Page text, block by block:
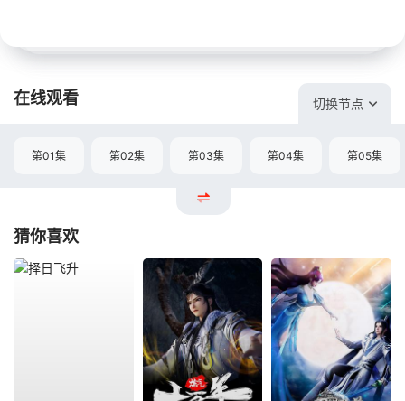
在线观看 切换节点
第01集 第02集 第03集 第04集 第05集
猜你喜欢